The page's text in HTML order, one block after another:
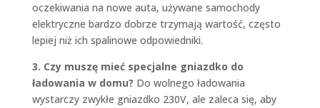
oczekiwania na nowe auta, używane samochody
elektryczne bardzo dobrze trzymają wartość, często
lepiej niż ich spalinowe odpowiedniki.
3. Czy muszę mieć specjalne gniazdko do
ładowania w domu? Do wolnego ładowania
wystarczy zwykłe gniazdko 230V, ale zaleca się, aby